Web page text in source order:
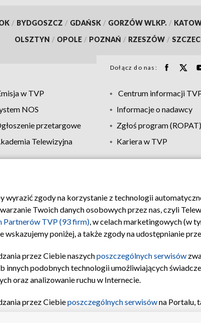
/ BYDGOSZCZ / GDAŃSK / GORZÓW WLKP. /
OLSZTYN / OPOLE / POZNAŃ / RZESZÓW /
Dołącz do nas:
w TVP Centrum informacji
NOS Informacje o nadawcy
przetargowe Zgłoś program (ROPAT)
Telewizyjna Kariera w TVP
TVP Polityka prywatności Moje zgody
wyrazić zgody na korzystanie z technologii
Twoich danych osobowych przez nas, czyli
Partnerów TVP (93 firm), w celach marketingowych (w
wskazujemy poniżej, a także zgody na udostępnianie
przez Ciebie naszychposzczególnych serwisów
podobnych technologii umożliwiających
oraz analizowanie ruchu w Internecie.
przez Ciebieposzczególnych serwisówna Portalu,